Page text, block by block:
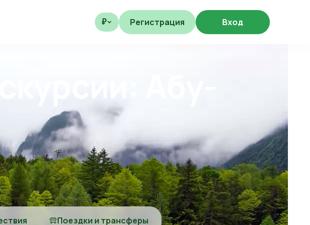
₽ Регистрация Вход
Абу-
Поездки и трансферы